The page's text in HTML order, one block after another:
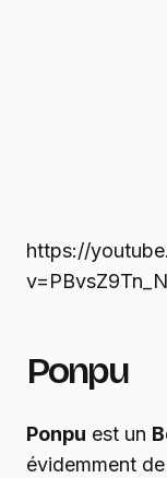
https://
Ponpu
Ponpu est un
évidemment